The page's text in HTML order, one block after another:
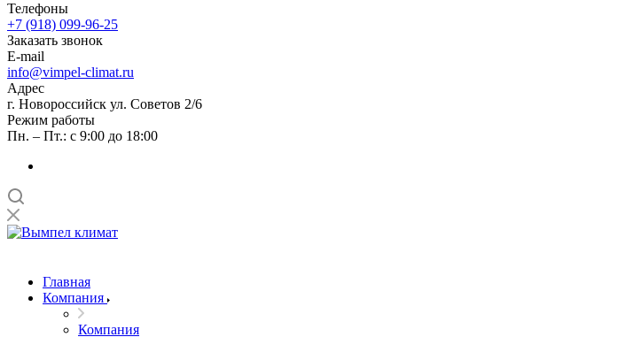
Телефоны
+7 (918) 099-96-25
Заказать звонок
E-mail
info@vimpel-climat.ru
Адрес
г. Новороссийск ул. Советов 2/6
Режим работы
Пн. – Пт.: с 9:00 до 18:00
Главная
Компания
Компания